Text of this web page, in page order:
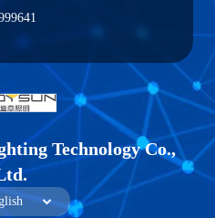
Technology Co.,